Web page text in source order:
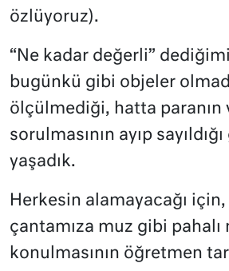
özlüyoruz).
“Ne kadar değerli”
bugünkü gibi objeler
ölçülmediği, hatta paranın
sorulmasının ayıp
yaşadık.
Herkesin alamayacağı
çantamıza muz gibi pahalı
konulmasının öğretmen